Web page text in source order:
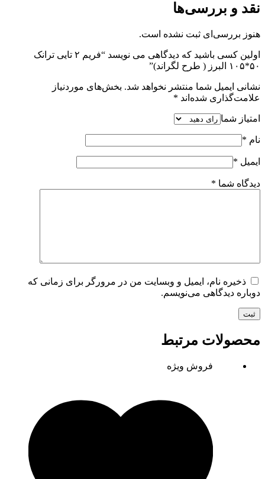
نقد و بررسی‌ها
هنوز بررسی‌ای ثبت نشده است.
اولین کسی باشید که دیدگاهی می نویسد “فریم ۲ تایی ترانک
۵۰*۱۰۵ البرز ( طرح لگراند)”
نشانی ایمیل شما منتشر نخواهد شد. بخش‌های موردنیاز
علامت‌گذاری شده‌اند *
امتیاز شما
نام *
ایمیل *
دیدگاه شما *
ذخیره نام، ایمیل و وبسایت من در مرورگر برای زمانی که
دوباره دیدگاهی می‌نویسم.
ثبت
محصولات مرتبط
فروش ویژه